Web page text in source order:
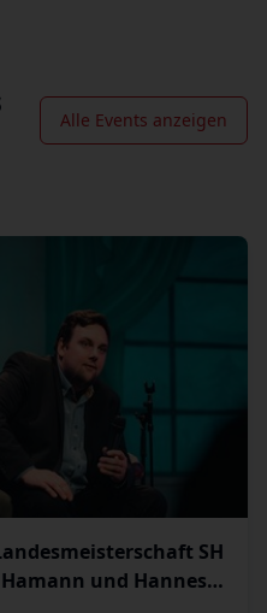
Alle Events anzeigen
SH
und Hannes